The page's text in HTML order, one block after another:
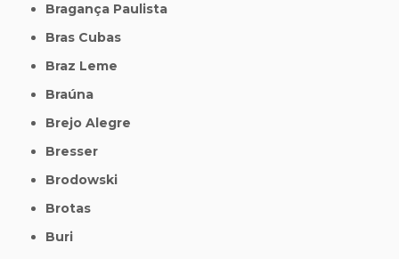
Bragança Paulista
Bras Cubas
Braz Leme
Braúna
Brejo Alegre
Bresser
Brodowski
Brotas
Buri